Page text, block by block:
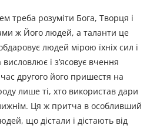
треба розуміти Бога, Творця і
ж Його людей, а таланти це
людей мірою їхніх сил і
і з’ясовує вчення
другого його пришестя на
лише ті, хто використав дари
Ця ж притча в особливший
що дістали і дістають від